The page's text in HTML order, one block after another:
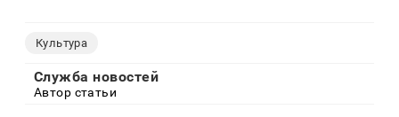
Культура
Служба новостей
Автор статьи